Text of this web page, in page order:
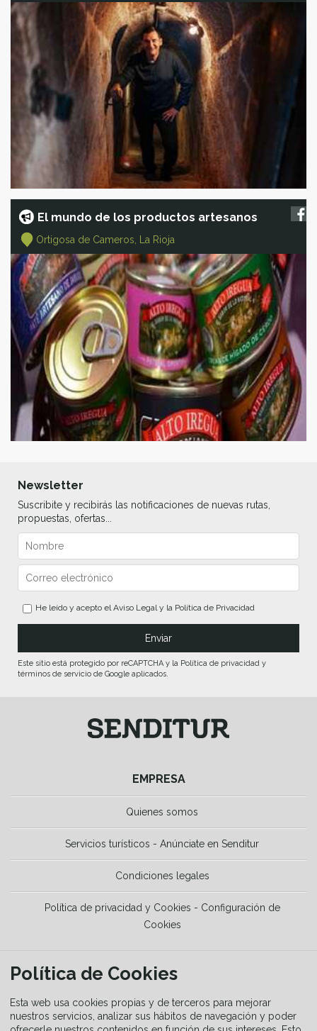
El mundo de los productos artesanos
Ortigosa de Cameros, La Rioja
EMPRESA
Quienes somos
Servicios turísticos - Anúnciate en Senditur
Condiciones legales
Política de privacidad y Cookies - Configuración de
Cookies
HERRAMIENTAS
La Guía del senderista
Newsletter
Suscribite y recibirás las notificaciones de nuevas rutas,
propuestas, ofertas...
He leído y acepto el Aviso Legal y la Política de Privacidad
Este sitio está protegido por reCAPTCHA y la Política de privacidad y
términos de servicio de Google aplicados.
Política de Cookies
Esta web usa cookies propias y de terceros para mejorar
nuestros servicios, analizar sus hábitos de navegación y poder